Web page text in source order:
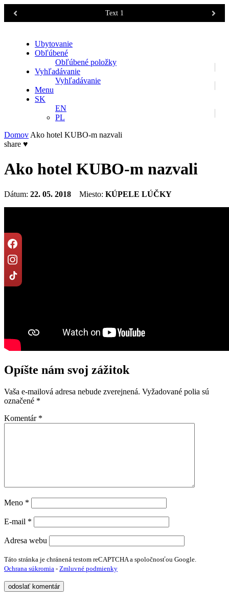
Text 1
Ubytovanie
Obľúbené
Obľúbené položky
Vyhľadávanie
Vyhľadávanie
Menu
SK
EN
PL
Domov Ako hotel KUBO-m nazvali
share ♥
Ako hotel KUBO-m nazvali
Dátum: 22. 05. 2018 Miesto: KÚPELE LÚČKY
Opíšte nám svoj zážitok
Vaša e-mailová adresa nebude zverejnená. Vyžadované polia sú
označené *
Komentár *
Meno *
E-mail *
Adresa webu
Táto stránka je chránená testom reCAPTCHA a spoločnosťou Google.
Ochrana súkromia - Zmluvné podmienky